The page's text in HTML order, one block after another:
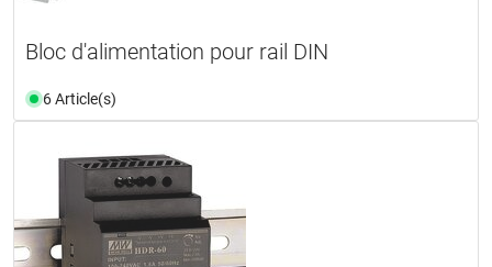
Bloc d'alimentation pour rail DIN
6 Article(s)